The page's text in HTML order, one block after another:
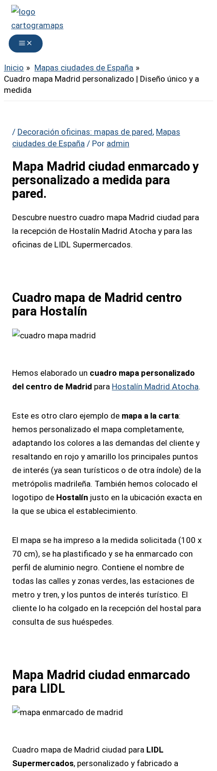
contenido
Inicio
Mapas ciudades de España
Cuadro mapa Madrid personalizado | Diseño único y a
medida
/ Decoración oficinas: mapas de pared, Mapas
ciudades de España / Por admin
Mapa Madrid ciudad enmarcado y
personalizado a medida para
pared.
Descubre nuestro cuadro mapa Madrid ciudad para
la recepción de Hostalín Madrid Atocha y para las
oficinas de LIDL Supermercados.
Cuadro mapa de Madrid centro
para Hostalín
Hemos elaborado un cuadro mapa personalizado
del centro de Madrid para Hostalín Madrid Atocha.
Este es otro claro ejemplo de mapa a la carta:
hemos personalizado el mapa completamente,
adaptando los colores a las demandas del cliente y
resaltando en rojo y amarillo los principales puntos
de interés (ya sean turísticos o de otra índole) de la
metrópolis madrileña. También hemos colocado el
logotipo de Hostalín justo en la ubicación exacta en
la que se ubica el establecimiento.
El mapa se ha impreso a la medida solicitada (100 x
70 cm), se ha plastificado y se ha enmarcado con
perfil de aluminio negro. Contiene el nombre de
todas las calles y zonas verdes, las estaciones de
metro y tren, y los puntos de interés turístico. El
cliente lo ha colgado en la recepción del hostal para
consulta de sus huéspedes.
Mapa Madrid ciudad enmarcado
para LIDL
Cuadro mapa de Madrid ciudad para LIDL
Supermercados, personalizado y fabricado a